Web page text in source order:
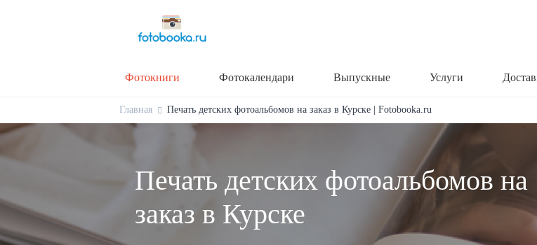
Фотокниги Фотокалендари Выпускные Услуги
Главная Печать детских фотоальбомов на заказ в Курске | Fotobooka.ru
Печать детских фотоальбомов на
заказ в Курске